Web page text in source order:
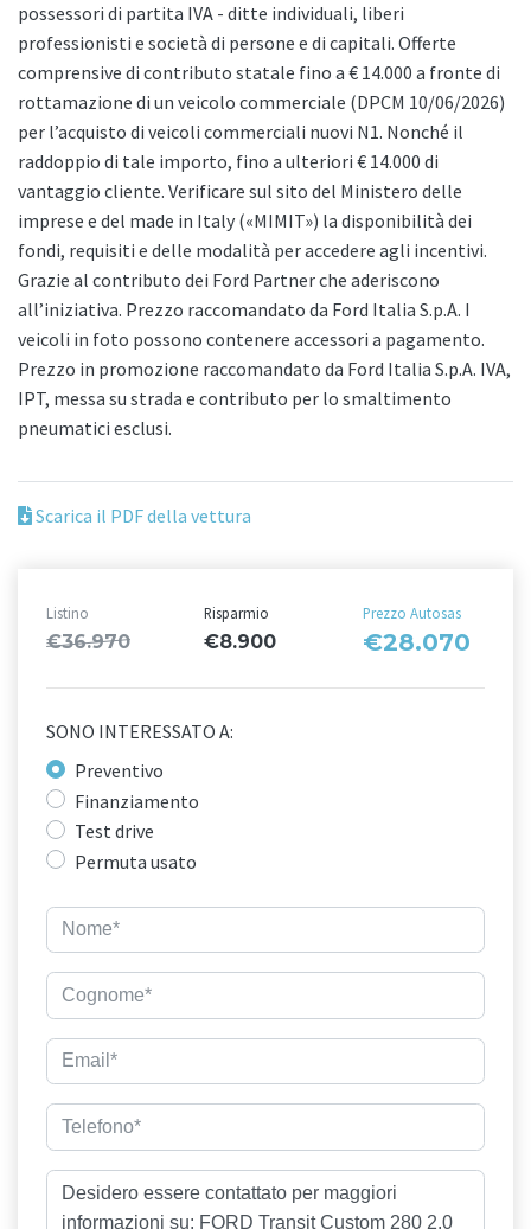
possessori di partita IVA - ditte individuali, liberi
professionisti e società di persone e di capitali. Offerte
comprensive di contributo statale fino a € 14.000 a fronte di
rottamazione di un veicolo commerciale (DPCM 10/06/2026)
per l’acquisto di veicoli commerciali nuovi N1. Nonché il
raddoppio di tale importo, fino a ulteriori € 14.000 di
vantaggio cliente. Verificare sul sito del Ministero delle
imprese e del made in Italy («MIMIT») la disponibilità dei
fondi, requisiti e delle modalità per accedere agli incentivi.
Grazie al contributo dei Ford Partner che aderiscono
all’iniziativa. Prezzo raccomandato da Ford Italia S.p.A. I
veicoli in foto possono contenere accessori a pagamento.
Prezzo in promozione raccomandato da Ford Italia S.p.A. IVA,
IPT, messa su strada e contributo per lo smaltimento
pneumatici esclusi.
Scarica il PDF della vettura
Listino
€36.970
Risparmio
€8.900
Prezzo Autosas
€28.070
SONO INTERESSATO A:
Preventivo
Finanziamento
Test drive
Permuta usato